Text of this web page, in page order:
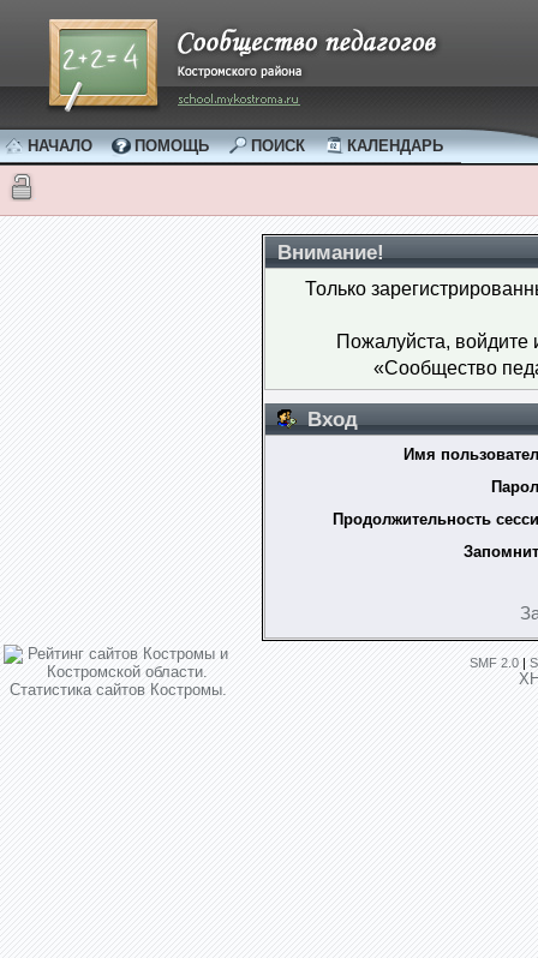
НАЧАЛО ПОМОЩЬ ПОИСК КАЛЕНДАРЬ
Внимание!
Только
Пожалуйста, войдите
«Сообщество
Вход
Имя
Продолжительность
SMF 2.0 |